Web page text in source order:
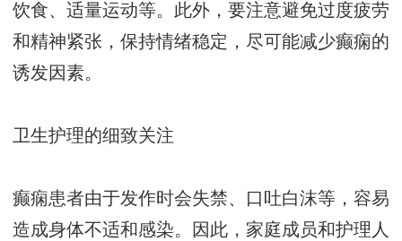
饮食、适量运动等。此外，要注意避免过度疲劳
和精神紧张，保持情绪稳定，尽可能减少癫痫的
诱发因素。
卫生护理的细致关注
癫痫患者由于发作时会失禁、口吐白沫等，容易
造成身体不适和感染。因此，家庭成员和护理人